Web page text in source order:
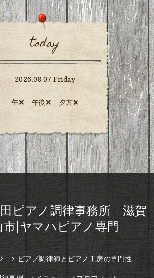
today
2026.08.07 Friday
午❌ 午後❌ 夕方❌️
田ピアノ調律事務所 滋賀
市|ヤマハピアノ専門
ピアノ調律師とピアノ工房の専門性